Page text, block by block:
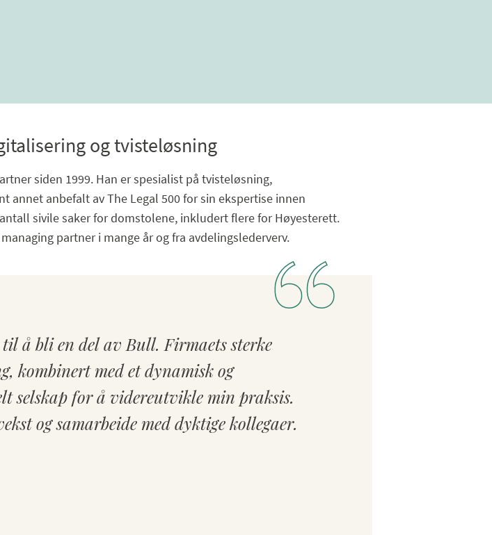
og tvisteløsning
siden 1999. Han er spesialist på tvisteløsning,
anbefalt av The Legal 500 for sin ekspertise innen
sivile saker for domstolene, inkludert flere for Høyesterett.
partner i mange år og fra avdelingslederverv.
å bli en del av Bull. Firmaets sterke
kombinert med et dynamisk og
selskap for å videreutvikle min praksis.
og samarbeide med dyktige kollegaer.